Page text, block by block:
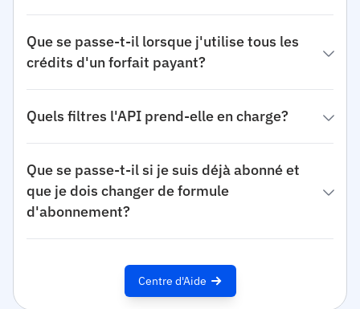
Que se passe-t-il lorsque j'utilise tous les
crédits d'un forfait payant?
Quels filtres l'API prend-elle en charge?
Que se passe-t-il si je suis déjà abonné et
que je dois changer de formule
d'abonnement?
Centre d'Aide